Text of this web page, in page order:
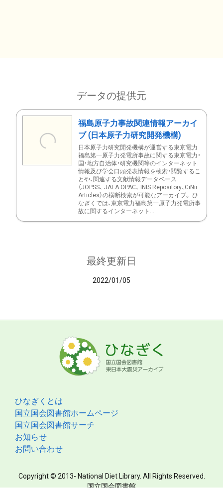
データの提供元
福島原子力事故関連情報アーカイ
ブ (日本原子力研究開発機構)
日本原子力研究開発機構が運営する東京電力
福島第一原子力発電所事故に関する東京電力・
国・地方自治体・研究機関等のインターネット
情報及び学会口頭発表情報を検索・閲覧するこ
とや、関連する文献情報データベース
（JOPSS、 JAEA OPAC、 INIS Repository、CiNii
Articles）の横断検索が可能なアーカイブ。 ひ
なぎくでは、東京電力福島第一原子力発電所事
故に関するインターネット...
最終更新日
2022/01/05
ひなぎくとは
国立国会図書館ホームページ
国立国会図書館サーチ
お知らせ
お問い合わせ
Copyright © 2013- National Diet Library. All Rights Reserved.